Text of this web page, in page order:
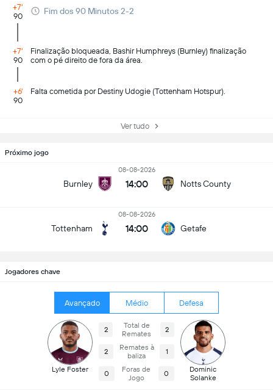
+7'
90
Fim dos 90 Minutos 2-2
+7'
90
Finalização bloqueada, Bashir Humphreys (Burnley) finalização
com o pé direito de fora da área.
+6'
90
Falta cometida por Destiny Udogie (Tottenham Hotspur).
Ver tudo
Próximo jogo
Burnley
08-08-2026
14:00 Notts County
Tottenham
08-08-2026
14:00 Getafe
Jogadores chave
Avançado Médio Defesa
Lyle Foster
2
Total de
Remates
2
2
Remates à
baliza
1
0
Foras de
Jogo
0
Dominic
Solanke